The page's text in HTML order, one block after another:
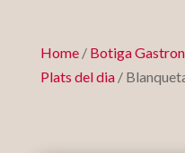
Home/ Botiga
Plats del dia/